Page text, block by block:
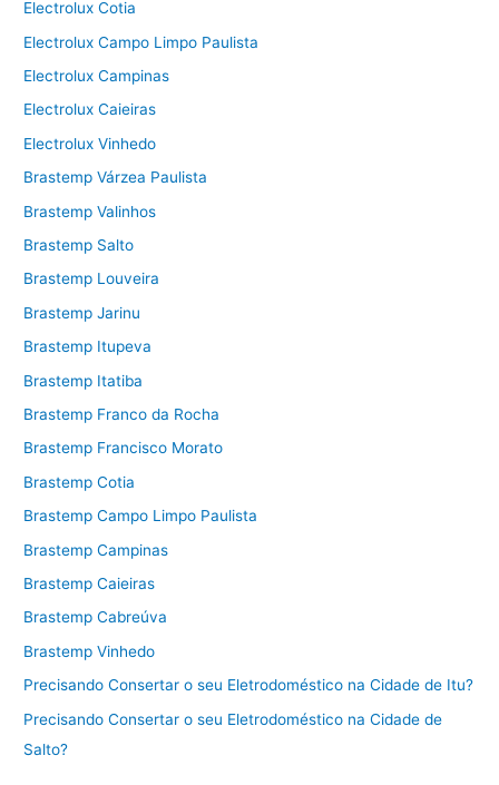
Electrolux Cotia
Electrolux Campo Limpo Paulista
Electrolux Campinas
Electrolux Caieiras
Electrolux Vinhedo
Brastemp Várzea Paulista
Brastemp Valinhos
Brastemp Salto
Brastemp Louveira
Brastemp Jarinu
Brastemp Itupeva
Brastemp Itatiba
Brastemp Franco da Rocha
Brastemp Francisco Morato
Brastemp Cotia
Brastemp Campo Limpo Paulista
Brastemp Campinas
Brastemp Caieiras
Brastemp Cabreúva
Brastemp Vinhedo
Precisando Consertar o seu Eletrodoméstico na Cidade de Itu?
Precisando Consertar o seu Eletrodoméstico na Cidade de
Salto?